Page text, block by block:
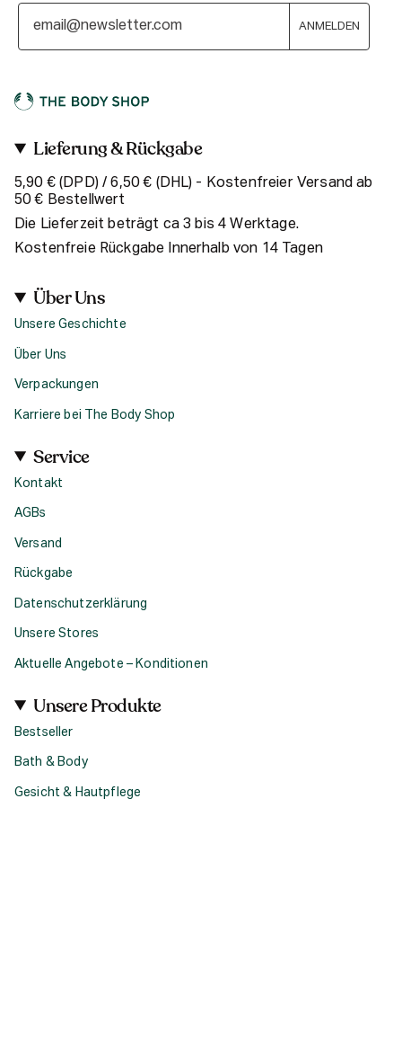
ANMELDEN
Lieferung & Rückgabe
5,90 € (DPD) / 6,50 € (DHL) - Kostenfreier Versand ab
50 € Bestellwert
Die Lieferzeit beträgt ca 3 bis 4 Werktage.
Kostenfreie Rückgabe Innerhalb von 14 Tagen
Über Uns
Unsere Geschichte
Über Uns
Verpackungen
Karriere bei The Body Shop
Service
Kontakt
AGBs
Versand
Rückgabe
Datenschutzerklärung
Unsere Stores
Aktuelle Angebote – Konditionen
Unsere Produkte
Bestseller
Bath & Body
Gesicht & Hautpflege